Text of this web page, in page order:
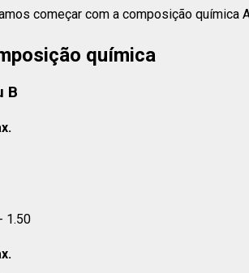
começar com a composição química
química
B
1.50